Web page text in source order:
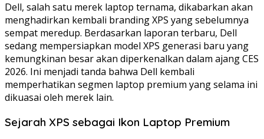
Dell, salah satu merek laptop ternama, dikabarkan akan
menghadirkan kembali branding XPS yang sebelumnya
sempat meredup. Berdasarkan laporan terbaru, Dell
sedang mempersiapkan model XPS generasi baru yang
kemungkinan besar akan diperkenalkan dalam ajang CES
2026. Ini menjadi tanda bahwa Dell kembali
memperhatikan segmen laptop premium yang selama ini
dikuasai oleh merek lain.
Sejarah XPS sebagai Ikon Laptop Premium